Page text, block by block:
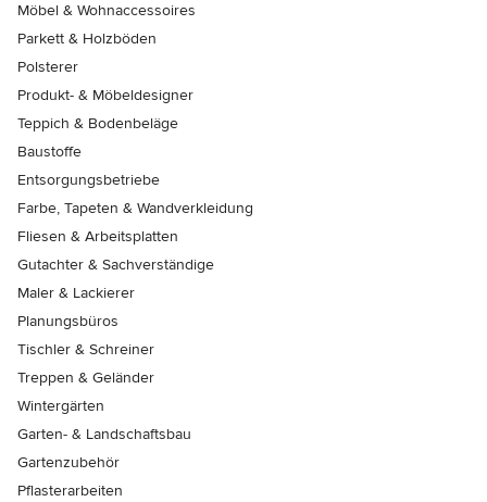
Möbel & Wohnaccessoires
Parkett & Holzböden
Polsterer
Produkt- & Möbeldesigner
Teppich & Bodenbeläge
Baustoffe
Entsorgungsbetriebe
Farbe, Tapeten & Wandverkleidung
Fliesen & Arbeitsplatten
Gutachter & Sachverständige
Maler & Lackierer
Planungsbüros
Tischler & Schreiner
Treppen & Geländer
Wintergärten
Garten- & Landschaftsbau
Gartenzubehör
Pflasterarbeiten